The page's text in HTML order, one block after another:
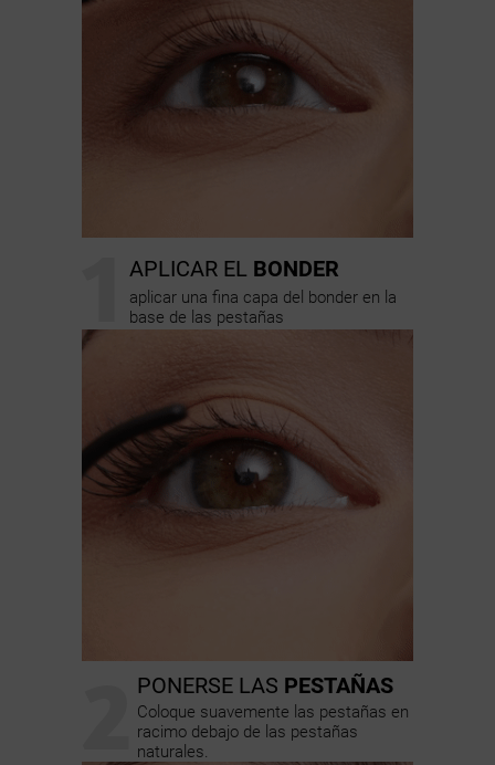
APLICAR EL BONDER
aplicar una fina capa del bonder en la
base de las pestañas
PONERSE LAS PESTAÑAS
Coloque suavemente las pestañas en
racimo debajo de las pestañas
naturales.